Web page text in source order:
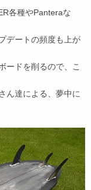
各種やPanteraな
デートの頻度も上が
ードを削るので、こ
ん達による、夢中に